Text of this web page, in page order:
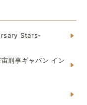
Stars-
刑事ギャバン イン